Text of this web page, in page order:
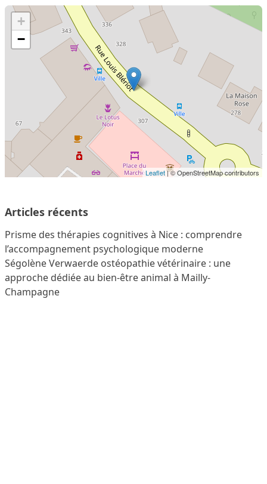
+
−
Leaflet| © OpenStreetMap contributors
Articles récents
Prisme des thérapies cognitives à Nice : comprendre
l’accompagnement psychologique moderne
Ségolène Verwaerde ostéopathie vétérinaire : une
approche dédiée au bien-être animal à Mailly-
Champagne